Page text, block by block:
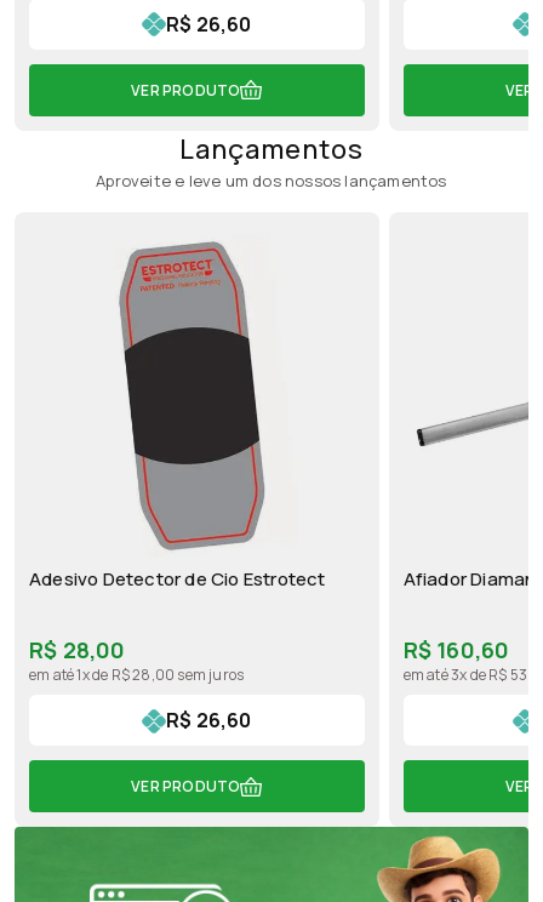
R$ 26,60
VER PRODUTO VER
Lançamentos
Aproveite e leve um dos nossos lançamentos
Adesivo Detector de Cio Estrotect
R$ 28,00
R$ 26,60
em até 1x de R$ 28,00 sem juros
VER PRODUTO
Afiador
R$ 160,60
em até 3x de R$
VER